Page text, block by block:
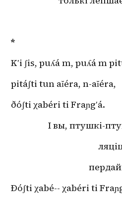
*
Κʹi ʃis, puʎá m, puʎá m
pitáʃti tun aĭéra, n-aĭéra,
ðóʃti χabéri ti Fraɲgʹá.
І вы, птушкі-
Ðóʃti χabé-- χabéri ti